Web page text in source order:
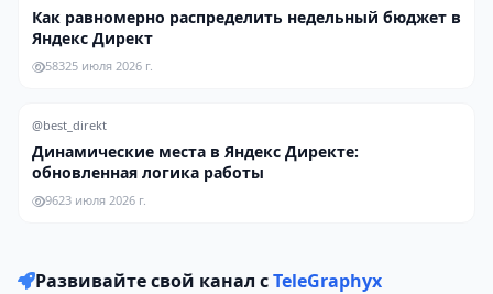
Как равномерно распределить недельный бюджет в
Яндекс Директ
58325 июля 2026 г.
@best_direkt
Динамические места в Яндекс Директе:
обновленная логика работы
9623 июля 2026 г.
Развивайте свой канал сTeleGraphyx